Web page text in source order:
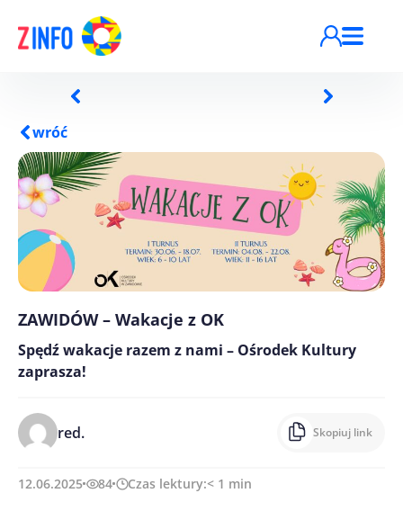
wróć
ZAWIDÓW – Wakacje z OK
Spędź wakacje razem z nami – Ośrodek Kultury
zaprasza!
red. Skopiuj link
12.06.2025 84 Czas lektury:< 1 min